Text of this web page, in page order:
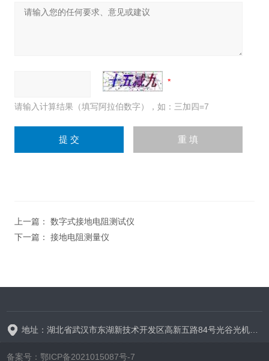
请输入计算结果（填写阿拉伯数字），如：三加四=7
上一篇： 数字式接地电阻测试仪
下一篇： 接地电阻测量仪
地址：湖北省武汉市东湖新技术开发区高新五路84号光谷光机电产业园6栋
备案号：鄂ICP备2021015087号-7